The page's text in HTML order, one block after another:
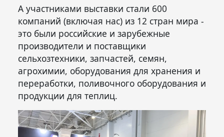
А участниками выставки стали 600
компаний (включая нас) из 12 стран мира -
это были российские и зарубежные
производители и поставщики
сельхозтехники, запчастей, семян,
агрохимии, оборудования для хранения и
переработки, поливочного оборудования и
продукции для теплиц.